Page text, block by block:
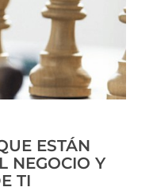
ESTÁN
NEGOCIO Y
TI